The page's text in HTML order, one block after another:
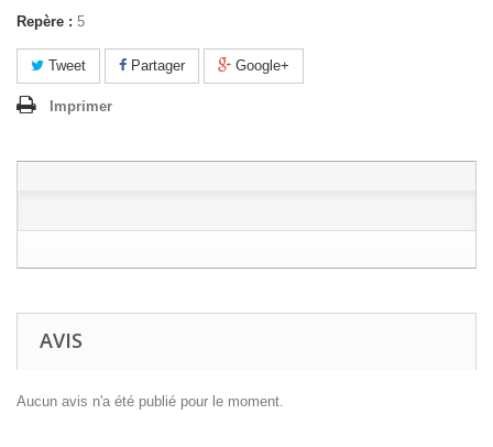
Repère : 5
Tweet Partager Google+
Imprimer
AVIS
Aucun avis n'a été publié pour le moment.